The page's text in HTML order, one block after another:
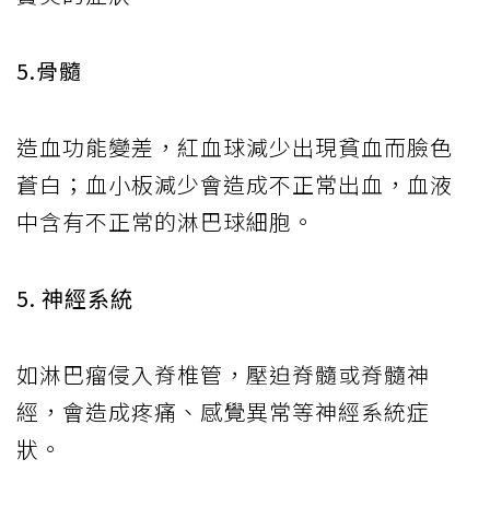
5.骨髓
造血功能變差，紅血球減少出現貧血而臉色
蒼白；血小板減少會造成不正常出血，血液
中含有不正常的淋巴球細胞。
5. 神經系統
如淋巴瘤侵入脊椎管，壓迫脊髓或脊髓神
經，會造成疼痛、感覺異常等神經系統症
狀。